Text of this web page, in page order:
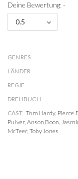
Deine Bewertung: -
0.5
GENRES
LÄNDER
REGIE
DREHBUCH
CAST Tom Hardy, Pierce
Pulver, Anson Boon,
McTeer, Toby Jones